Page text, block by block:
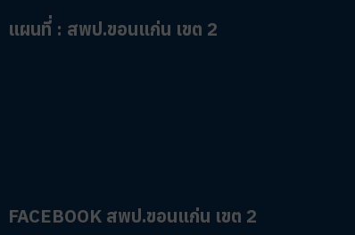
แผนที่ : สพป.ขอนแก่น เขต 2
FACEBOOK สพป.ขอนแก่น เขต 2